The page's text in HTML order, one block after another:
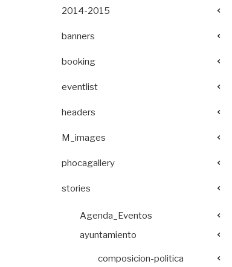
2014-2015
banners
booking
eventlist
headers
M_images
phocagallery
stories
Agenda_Eventos
ayuntamiento
composicion-politica